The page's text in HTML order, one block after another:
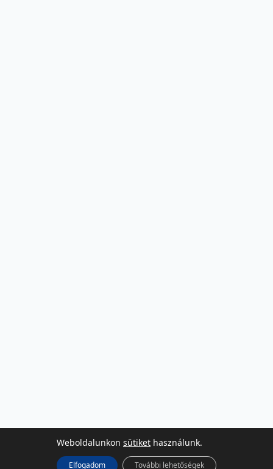
Weboldalunkon sütiket használunk.
Elfogadom További lehetőségek